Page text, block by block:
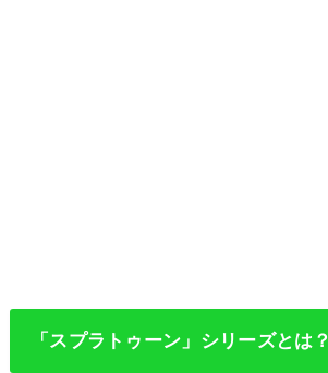
「スプラトゥーン」シリーズとは？